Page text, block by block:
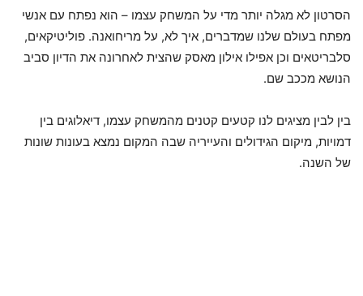
הסרטון לא מגלה יותר מדי על המשחק עצמו – הוא נפתח עם אנשי
מפתח בעולם שלנו שמדברים, איך לא, על מריחואנה. פוליטיקאים,
סלבריטאים וכן אפילו אילון מאסק שהצית לאחרונה את הדיון סביב
הנושא מככב שם.
בין לבין מציגים לנו קטעים קטנים מהמשחק עצמו, דיאלוגים בין
דמויות, מיקום הגידולים והעייריה שבה המקום נמצא בעונות שונות
של השנה.